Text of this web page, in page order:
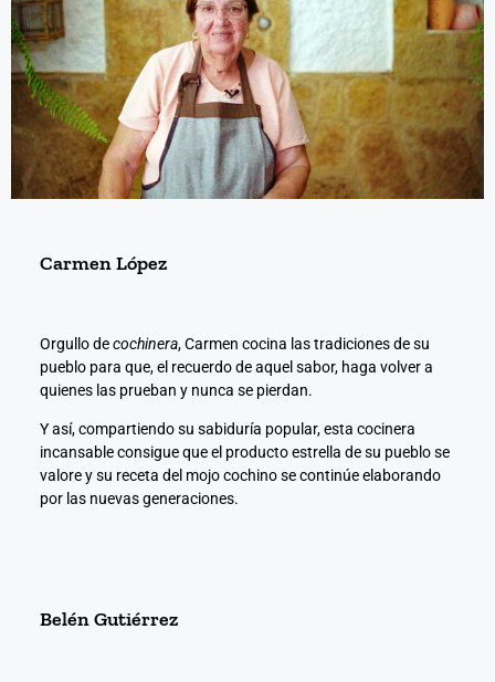
Carmen López
Orgullo decochinera, Carmen cocina las tradiciones de su
pueblo para que, el recuerdo de aquel sabor, haga volver a
quienes las prueban y nunca se pierdan.
Y así, compartiendo su sabiduría popular, esta cocinera
incansable consigue que el producto estrella de su pueblo se
valore y su receta del mojo cochino se continúe elaborando
por las nuevas generaciones.
Belén Gutiérrez